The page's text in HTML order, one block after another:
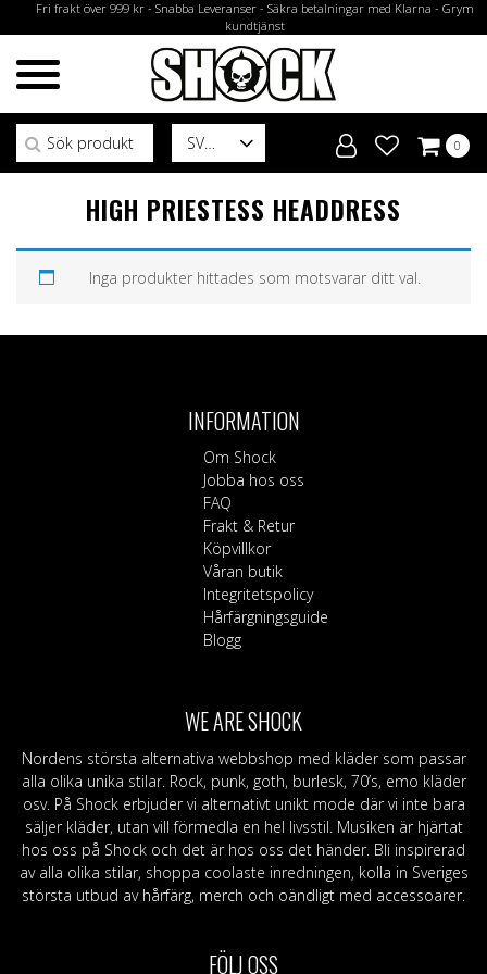
Fri frakt över 999 kr - Snabba Leveranser - Säkra betalningar med Klarna - Grym
kundtjänst
SV
Sök efter:
0
HIGH PRIESTESS HEADDRESS
Inga produkter hittades som motsvarar ditt val.
INFORMATION
Om Shock
Jobba hos oss
FAQ
Frakt & Retur
Köpvillkor
Våran butik
Integritetspolicy
Hårfärgningsguide
Blogg
WE ARE SHOCK
Nordens största alternativa webbshop med kläder som passar
alla olika unika stilar. Rock, punk, goth, burlesk, 70’s, emo kläder
osv. På Shock erbjuder vi alternativt unikt mode där vi inte bara
säljer kläder, utan vill förmedla en hel livsstil. Musiken är hjärtat
hos oss på Shock och det är hos oss det händer. Bli inspirerad
av alla olika stilar, shoppa coolaste inredningen, kolla in Sveriges
största utbud av hårfärg, merch och oändligt med accessoarer.
FÖLJ OSS